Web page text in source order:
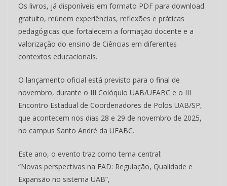
Os livros, já disponíveis em formato PDF para download
gratuito, reúnem experiências, reflexões e práticas
pedagógicas que fortalecem a formação docente e a
valorização do ensino de Ciências em diferentes
contextos educacionais.
O lançamento oficial está previsto para o final de
novembro, durante o III Colóquio UAB/UFABC e o III
Encontro Estadual de Coordenadores de Polos UAB/SP,
que acontecem nos dias 28 e 29 de novembro de 2025,
no campus Santo André da UFABC.
Este ano, o evento traz como tema central:
“Novas perspectivas na EAD: Regulação, Qualidade e
Expansão no sistema UAB”,